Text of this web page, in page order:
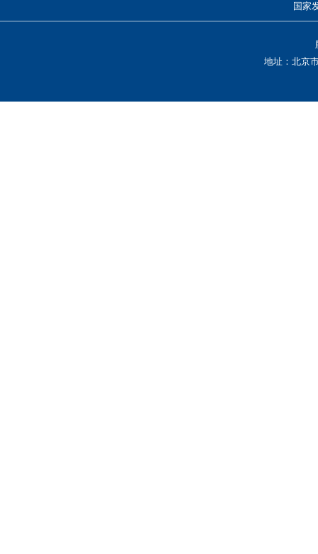
国家
地址：北京